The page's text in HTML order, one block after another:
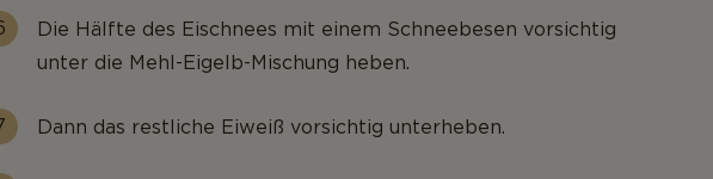
Die Hälfte des Eischnees mit einem Schneebesen vorsichtig
unter die Mehl-Eigelb-Mischung heben.
Dann das restliche Eiweiß vorsichtig unterheben.